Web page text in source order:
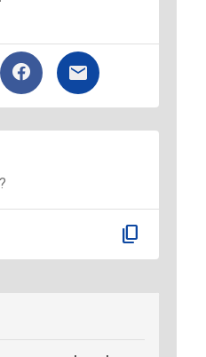
content_copy